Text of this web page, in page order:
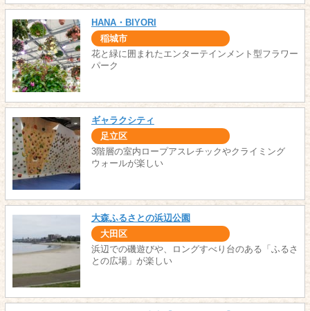
HANA・BIYORI
稲城市
花と緑に囲まれたエンターテインメント型フラワー
パーク
ギャラクシティ
足立区
3階層の室内ロープアスレチックやクライミング
ウォールが楽しい
大森ふるさとの浜辺公園
大田区
浜辺での磯遊びや、ロングすべり台のある「ふるさ
との広場」が楽しい